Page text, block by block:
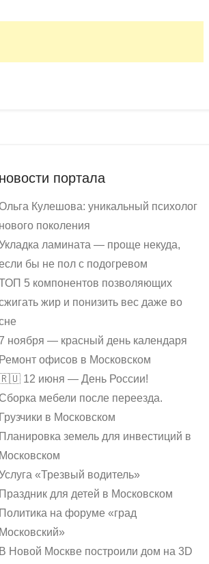
новости портала
Кулешова: уникальный психолог
нового поколения
ламината — проще некуда,
бы не пол с подогревом
5 компонентов позволяющих
жир и понизить вес даже во
ноября — красный день календаря
Ремонт офисов в Московском
12 июня — День России!
Сборка мебели после переезда.
Грузчики в Московском
Планировка земель для инвестиций в
Московском
«Трезвый водитель»
Праздник для детей в Московском
Политика на форуме «град
Московский»
В Новой Москве построили дом на 3D